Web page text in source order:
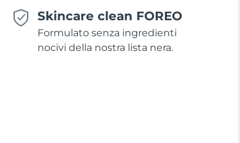
Skincare clean FOREO
Formulato senza ingredienti
nocivi della nostra lista nera.